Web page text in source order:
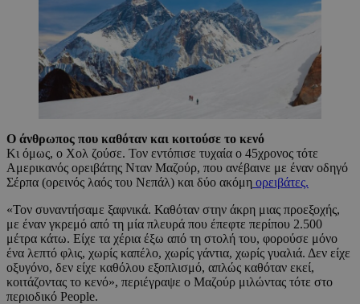
Ο άνθρωπος που καθόταν και κοιτούσε το κενό
Κι όμως, ο Χολ ζούσε. Τον εντόπισε τυχαία ο 45χρονος τότε
Αμερικανός ορειβάτης Νταν Μαζούρ, που ανέβαινε με έναν οδηγό
Σέρπα (ορεινός λαός του Νεπάλ) και δύο ακόμη ορειβάτες.
«Τον συναντήσαμε ξαφνικά. Καθόταν στην άκρη μιας προεξοχής,
με έναν γκρεμό από τη μία πλευρά που έπεφτε περίπου 2.500
μέτρα κάτω. Είχε τα χέρια έξω από τη στολή του, φορούσε μόνο
ένα λεπτό φλις, χωρίς καπέλο, χωρίς γάντια, χωρίς γυαλιά. Δεν είχε
οξυγόνο, δεν είχε καθόλου εξοπλισμό, απλώς καθόταν εκεί,
κοιτάζοντας το κενό», περιέγραψε ο Μαζούρ μιλώντας τότε στο
περιοδικό People.